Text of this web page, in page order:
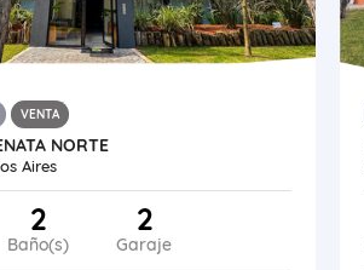
VENTA
NORTE
Aires
2
Baño(s)
2
Garaje